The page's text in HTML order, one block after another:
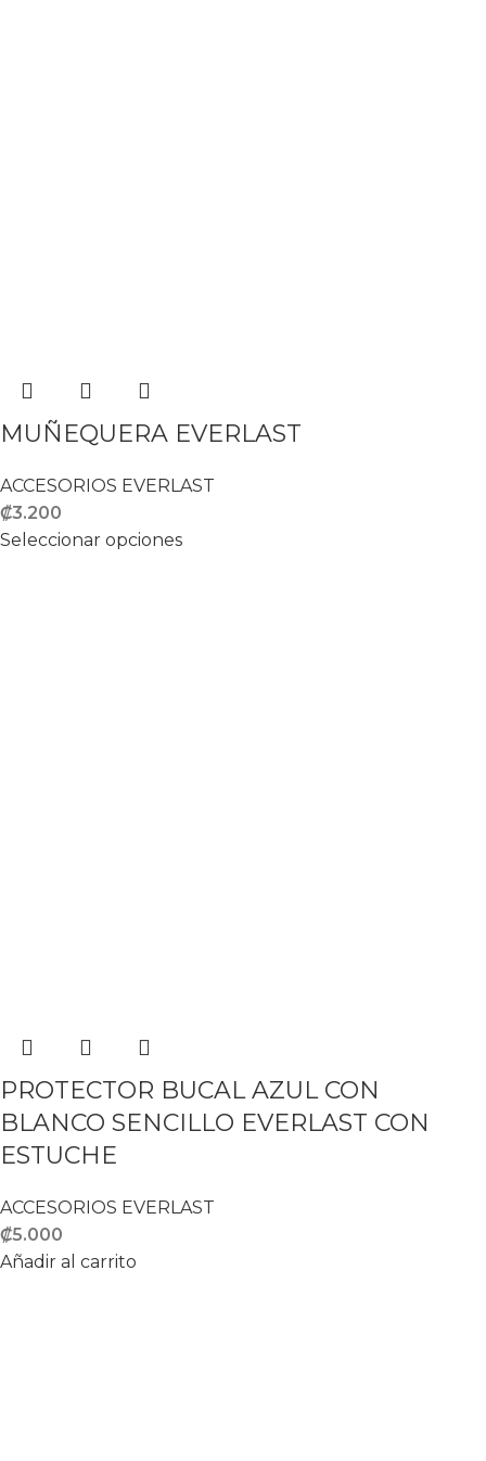
MUÑEQUERA EVERLAST
ACCESORIOS EVERLAST
₡3.200
Seleccionar opciones
PROTECTOR BUCAL AZUL CON
BLANCO SENCILLO EVERLAST CON
ESTUCHE
ACCESORIOS EVERLAST
₡5.000
Añadir al carrito